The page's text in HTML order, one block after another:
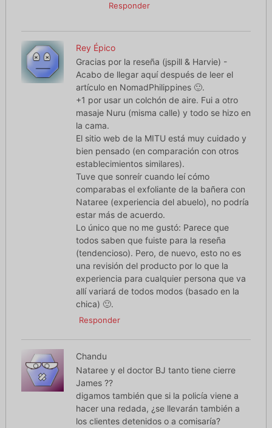
Responder
Rey Épico
Gracias por la reseña (jspill & Harvie) -
Acabo de llegar aquí después de leer el
artículo en NomadPhilippines 🙂.
+1 por usar un colchón de aire. Fui a otro
masaje Nuru (misma calle) y todo se hizo en
la cama.
El sitio web de la MITU está muy cuidado y
bien pensado (en comparación con otros
establecimientos similares).
Tuve que sonreír cuando leí cómo
comparabas el exfoliante de la bañera con
Nataree (experiencia del abuelo), no podría
estar más de acuerdo.
Lo único que no me gustó: Parece que
todos saben que fuiste para la reseña
(tendencioso). Pero, de nuevo, esto no es
una revisión del producto por lo que la
experiencia para cualquier persona que va
allí variará de todos modos (basado en la
chica) 🙂.
Responder
Chandu
Nataree y el doctor BJ tanto tiene cierre
James ??
digamos también que si la policía viene a
hacer una redada, ¿se llevarán también a
los clientes detenidos o a comisaría?